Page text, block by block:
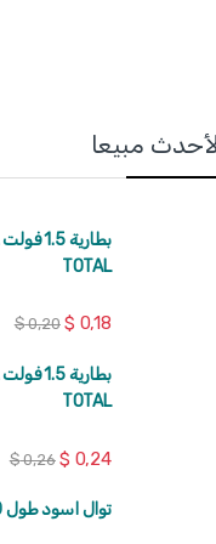
مبيعا
TOTAL
$ 0,18
$0,20
TOTAL
$ 0,24
$0,26
توال اسود طول 10 ياردة ماركة TOTAL